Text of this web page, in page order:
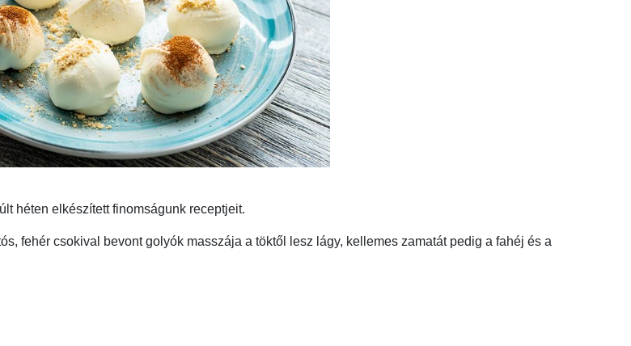
héten elkészített finomságunk receptjeit.
fehér csokival bevont golyók masszája a töktől lesz lágy, kellemes zamatát pedig a fahéj és a